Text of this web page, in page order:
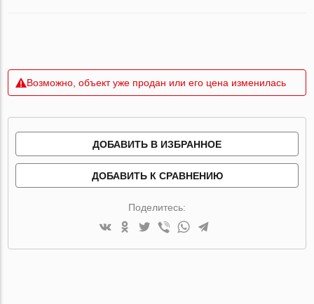
Возможно, объект уже продан или его цена изменилась
ДОБАВИТЬ В ИЗБРАННОЕ
ДОБАВИТЬ К СРАВНЕНИЮ
Поделитесь: